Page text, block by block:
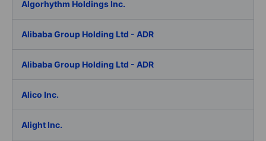
Algorhythm Holdings Inc.
Alibaba Group Holding Ltd - ADR
Alibaba Group Holding Ltd - ADR
Alico Inc.
Alight Inc.